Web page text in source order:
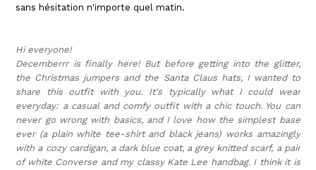
sans hésitation n'importe quel matin.
Hi everyone!
Decemberrr is finally here! But before getting into the glitter,
the Christmas jumpers and the Santa Claus hats, I wanted to
share this outfit with you. It's typically what I could wear
everyday: a casual and comfy outfit with a chic touch. You can
never go wrong with basics, and I love how the simplest base
ever (a plain white tee-shirt and black jeans) works amazingly
with a cozy cardigan, a dark blue coat, a grey knitted scarf, a pair
of white Converse and my classy Kate Lee handbag. I think it is